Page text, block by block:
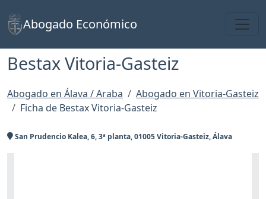
Abogado Económico
Bestax Vitoria-Gasteiz
Abogado en Álava / Araba
Abogado en Vitoria-Gasteiz
Ficha de Bestax Vitoria-Gasteiz
San Prudencio Kalea, 6, 3ª planta, 01005 Vitoria-Gasteiz, Álava